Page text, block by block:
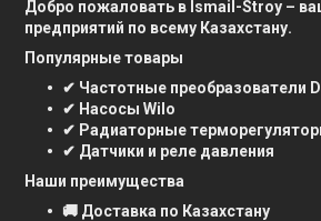
Добро пожаловать в Ismail-Stroy –
предприятий по всему Казахстану.
Популярные товары
✔ Частотные преобразователи
✔ Насосы Wilo
✔ Радиаторные
✔ Датчики и реле давления
Наши преимущества
🚚 Доставка по Казахстану